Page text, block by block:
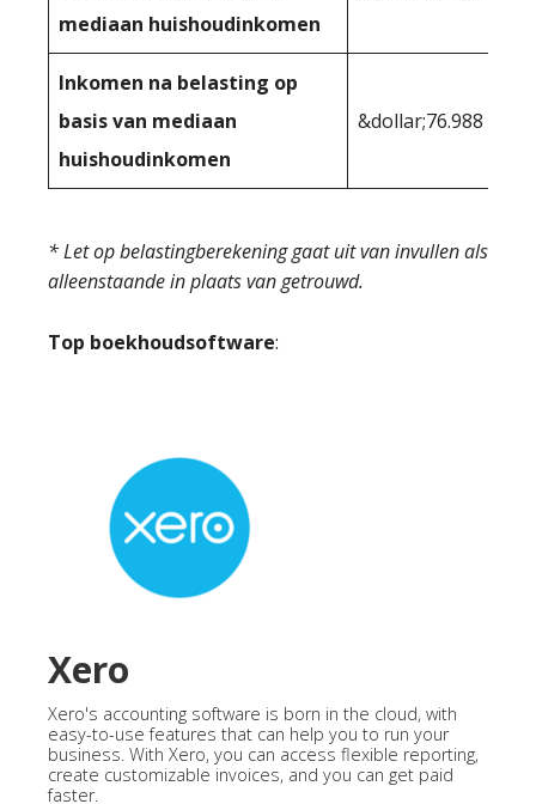
mediaan huishoudinkomen
Inkomen na belasting op
basis van mediaan
huishoudinkomen
&dollar;76.988
* Let op belastingberekening gaat uit van invullen als
alleenstaande in plaats van getrouwd.
Top boekhoudsoftware:
Xero
Xero's accounting software is born in the cloud, with
easy-to-use features that can help you to run your
business. With Xero, you can access flexible reporting,
create customizable invoices, and you can get paid
faster.